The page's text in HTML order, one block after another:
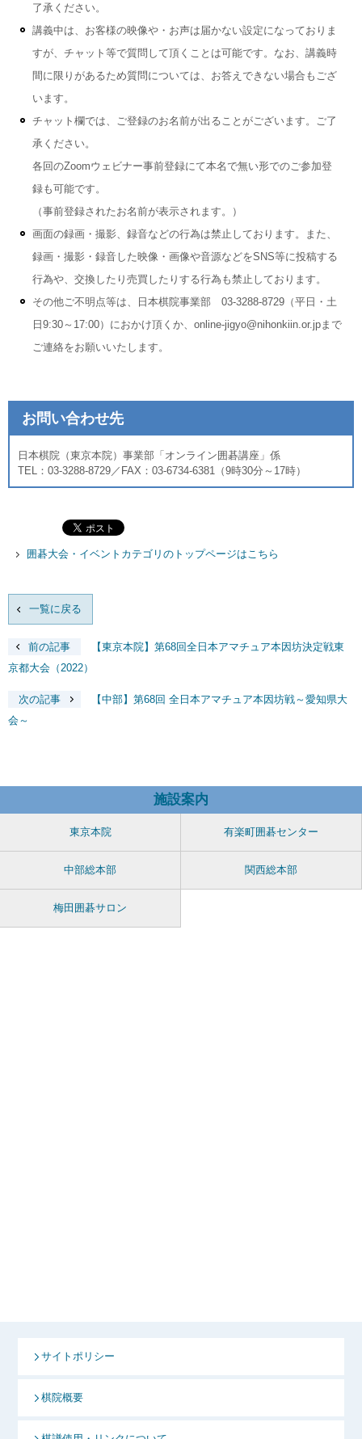
了承ください。
講義中は、お客様の映像や・お声は届かない設定になっておりま
すが、チャット等で質問して頂くことは可能です。なお、講義時
間に限りがあるため質問については、お答えできない場合もござ
います。
チャット欄では、ご登録のお名前が出ることがございます。ご了
承ください。
各回のZoomウェビナー事前登録にて本名で無い形でのご参加登
録も可能です。
（事前登録されたお名前が表示されます。）
画面の録画・撮影、録音などの行為は禁止しております。また、
録画・撮影・録音した映像・画像や音源などをSNS等に投稿する
行為や、交換したり売買したりする行為も禁止しております。
その他ご不明点等は、日本棋院事業部 03-3288-8729（平日・土
日9:30～17:00）におかけ頂くか、online-jigyo@nihonkiin.or.jpまで
ご連絡をお願いいたします。
お問い合わせ先
日本棋院（東京本院）事業部「オンライン囲碁講座」係
TEL：03-3288-8729／FAX：03-6734-6381（9時30分～17時）
囲碁大会・イベントカテゴリのトップページはこちら
一覧に戻る
前の記事
【東京本院】第68回全日本アマチュア本因坊決定戦東
京都大会（2022）
次の記事
【中部】第68回 全日本アマチュア本因坊戦～愛知県大
会～
施設案内
東京本院 有楽町囲碁センター
中部総本部 関西総本部
梅田囲碁サロン
サイトポリシー
棋院概要